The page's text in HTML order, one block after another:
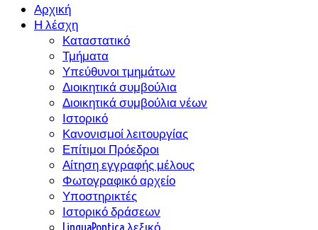
Αρχική
Η λέσχη
Καταστατικό
Τμήματα
Υπεύθυνοι τμημάτων
Διοικητικά συμβούλια
Διοικητικά συμβούλια νέων
Ιστορικό
Κανονισμοί λειτουργίας
Επίτιμοι Πρόεδροι
Αίτηση εγγραφής μέλους
Φωτογραφικό αρχείο
Υποστηρικτές
Ιστορικό δράσεων
LinguaPontica λεξικό